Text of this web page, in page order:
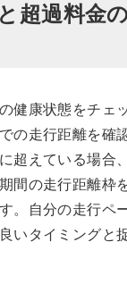
超過料金
健康状態をチェ
の走行距離を確
超えている場合
間の走行距離枠
。自分の走行ペ
いタイミングと